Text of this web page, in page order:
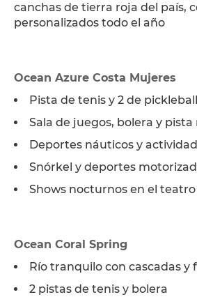
canchas de tierra roja del país,
personalizados todo el año
Ocean Azure Costa Mujeres
Pista de tenis y 2 de pickleball
Sala de juegos, bolera y
Deportes náuticos y
Snórkel y deportes
Shows nocturnos en el
Ocean Coral Spring
Río tranquilo con cascadas y
2 pistas de tenis y bolera